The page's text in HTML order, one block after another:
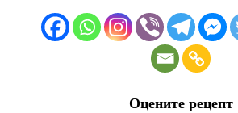
Оцените рецепт